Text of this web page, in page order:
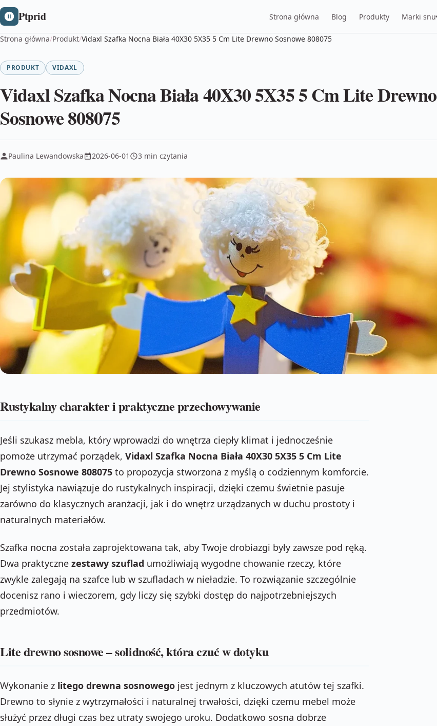
Ptprid Strona główna Blog Produkty Marki snu
Strona główna/Produkt/Vidaxl Szafka Nocna Biała 40X30 5X35 5 Cm Lite Drewno Sosnowe 808075
PRODUKT VIDAXL
Vidaxl Szafka Nocna Biała 40X30 5X35 5 Cm Lite Drewno
Sosnowe 808075
Paulina Lewandowska 2026-06-01 3 min czytania
Rustykalny charakter i praktyczne przechowywanie
Jeśli szukasz mebla, który wprowadzi do wnętrza ciepły klimat i jednocześnie
pomoże utrzymać porządek, Vidaxl Szafka Nocna Biała 40X30 5X35 5 Cm Lite
Drewno Sosnowe 808075 to propozycja stworzona z myślą o codziennym komforcie.
Jej stylistyka nawiązuje do rustykalnych inspiracji, dzięki czemu świetnie pasuje
zarówno do klasycznych aranżacji, jak i do wnętrz urządzanych w duchu prostoty i
naturalnych materiałów.
Szafka nocna została zaprojektowana tak, aby Twoje drobiazgi były zawsze pod ręką.
Dwa praktyczne zestawy szuflad umożliwiają wygodne chowanie rzeczy, które
zwykle zalegają na szafce lub w szufladach w nieładzie. To rozwiązanie szczególnie
docenisz rano i wieczorem, gdy liczy się szybki dostęp do najpotrzebniejszych
przedmiotów.
Lite drewno sosnowe – solidność, która czuć w dotyku
Wykonanie z litego drewna sosnowego jest jednym z kluczowych atutów tej szafki.
Drewno to słynie z wytrzymałości i naturalnej trwałości, dzięki czemu mebel może
służyć przez długi czas bez utraty swojego uroku. Dodatkowo sosna dobrze